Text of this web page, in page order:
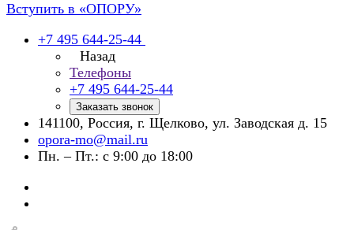
Вступить в «ОПОРУ»
+7 495 644-25-44
Назад
Телефоны
+7 495 644-25-44
Заказать звонок
141100, Россия, г. Щелково, ул. Заводская д. 15
opora-mo@mail.ru
Пн. – Пт.: с 9:00 до 18:00